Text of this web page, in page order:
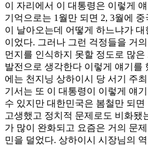
이 자리에서 이 대통령은 이렇게
기억으로는 1월만 되면 2, 3월에
이 날아오는데 어떻게 하느냐가
이었다. 그러나 그런 걱정들을 거
먼지를 인식하지 못할 정도로 많
발전으로 생각한다 이렇게 얘기를
에는 천지닝 상하이시 당 서기 주
기서는 또 이 대통령이 이렇게 얘
수 있지만 대한민국은 봄철만 되면
고생했고 정치적 문제로도 비화됐
가 많이 완화되고 요즘은 거의 문
민을 덜었다. 상하이시 시장님의